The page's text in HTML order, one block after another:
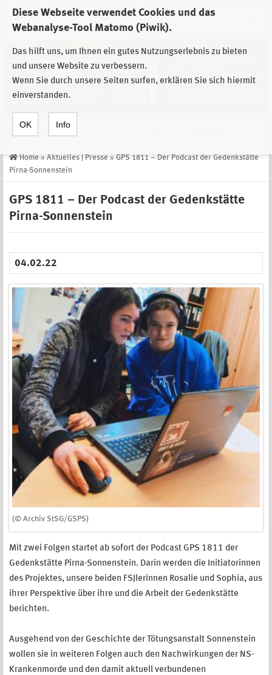
Diese Webseite verwendet Cookies und das
Webanalyse-Tool Matomo (Piwik).
Das hilft uns, um Ihnen ein gutes Nutzungserlebnis zu bieten
und unsere Website zu verbessern.
Wenn Sie durch unsere Seiten surfen, erklären Sie sich hiermit
einverstanden.
OK Info
Zur Auswahl der Einrichtungen der
Stiftung Sächsische Gedenkstätten
Home » Aktuelles | Presse » GPS 1811 – Der Podcast der Gedenkstätte
Pirna-Sonnenstein
GPS 1811 – Der Podcast der Gedenkstätte
Pirna-Sonnenstein
04.02.22
(© Archiv StSG/GSPS)
Mit zwei Folgen startet ab sofort der Podcast GPS 1811 der
Gedenkstätte Pirna-Sonnenstein. Darin werden die Initiatorinnen
des Projektes, unsere beiden FSJlerinnen Rosalie und Sophia, aus
ihrer Perspektive über ihre und die Arbeit der Gedenkstätte
berichten.
Ausgehend von der Geschichte der Tötungsanstalt Sonnenstein
wollen sie in weiteren Folgen auch den Nachwirkungen der NS-
Krankenmorde und den damit aktuell verbundenen